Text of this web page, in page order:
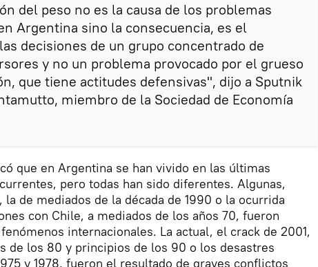
del peso no es la causa de los problemas
Argentina sino la consecuencia, es el
decisiones de un grupo concentrado de
y no un problema provocado por el grueso
que tiene actitudes defensivas", dijo a Sputnik
miembro de la Sociedad de Economía
que en Argentina se han vivido en las últimas
pero todas han sido diferentes. Algunas,
de mediados de la década de 1990 o la ocurrida
con Chile, a mediados de los años 70, fueron
internacionales. La actual, el crack de 2001,
de los 80 y principios de los 90 o los desastres
y 1978, fueron el resultado de graves conflictos